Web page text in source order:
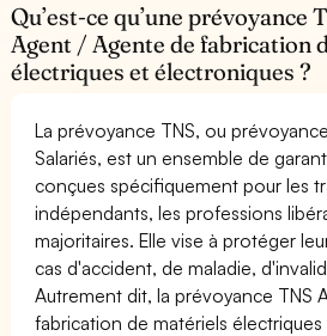
Qu’est-ce qu’une prévoyance
Agent / Agente de fabrication
électriques et électroniques ?
La prévoyance TNS, ou
Salariés, est un ensemble de
conçues spécifiquement pour les
indépendants, les professions
majoritaires. Elle vise à protéger
cas d'accident, de maladie,
Autrement dit, la prévoyance TNS
fabrication de matériels